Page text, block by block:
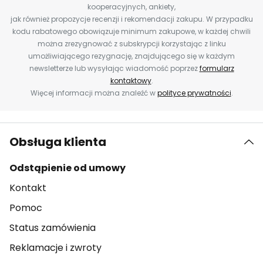
kooperacyjnych, ankiety,
jak również propozycje recenzji i rekomendacji zakupu. W przypadku
kodu rabatowego obowiązuje minimum zakupowe, w każdej chwili
można zrezygnować z subskrypcji korzystając z linku
umożliwiającego rezygnację, znajdującego się w każdym
newsletterze lub wysyłając wiadomość poprzezformularz
kontaktowy.
Więcej informacji można znaleźć wpolityce prywatności.
Obsługa klienta
Odstąpienie od umowy
Kontakt
Pomoc
Status zamówienia
Reklamacje i zwroty